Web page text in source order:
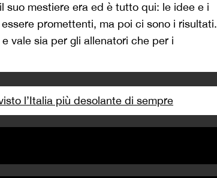
suo mestiere era ed è tutto qui: le idee e i
promettenti, ma poi ci sono i risultati.
vale sia per gli allenatori che per i
l’Italia più desolante di sempre